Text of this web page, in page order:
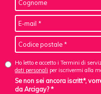
Ho letto e accetto i Termini di
dati personali per iscrivermi alla
Se non sei ancora iscritt*,
da Arcigay? *